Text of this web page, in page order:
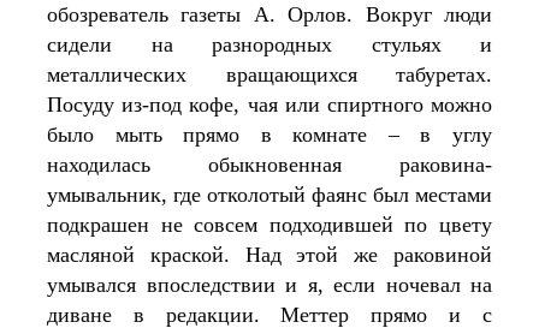
обозреватель газеты А. Орлов. Вокруг люди
сидели на разнородных стульях и
металлических вращающихся табуретах.
Посуду из-под кофе, чая или спиртного можно
было мыть прямо в комнате – в углу
находилась обыкновенная раковина-
умывальник, где отколотый фаянс был местами
подкрашен не совсем подходившей по цвету
масляной краской. Над этой же раковиной
умывался впоследствии и я, если ночевал на
диване в редакции. Меттер прямо и с